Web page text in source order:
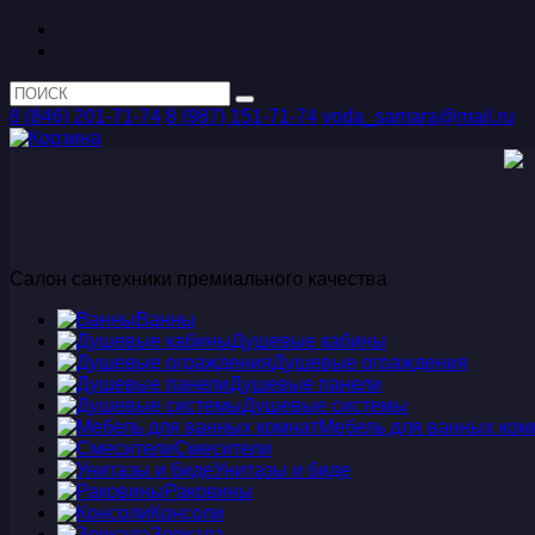
8 (846) 201-71-74 8 (987) 151-71-74 voda_samara@mail.ru
Салон сантехники премиального качества
Ванны
Душевые кабины
Душевые ограждения
Душевые панели
Душевые системы
Мебель для ванных
Смесители
Унитазы и биде
Раковины
Консоли